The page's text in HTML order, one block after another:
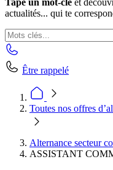
Tape un mot-clé et
actualités... qui te
Être rappelé
Toutes nos offres
Alternance secteur
ASSISTANT